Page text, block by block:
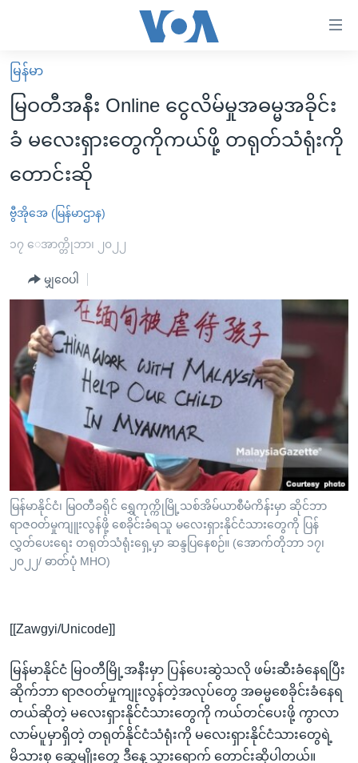
လွယ်ကူ
စေ
သည့်
များ
ပင်မ
ကျော်
ကြည့်
ညွန်း
စာမျက်နှာ
ကျော်
ကြည့်
ရန်
ရှာဖွေ
နေရာ
ရန်
မူလစာမျက်နှာ
မြန်မာ
ကမ္ဘာ့သတင်းများ
နိုင်ငံတကာ
အစ္စရေး-ပါလက်စတိုင်း
ဗွီဒီယို
အင်္ဂလိပ်စာလေ့လာမယ်
အမေရိကန်သုံးအီဒီယံ
မကြေးမုံရဲ့ အင်္ဂလိပ်စာ
ရုပ်ရှင်ထဲက အင်္ဂလိပ်စာ
သုတပဒေသာ အင်္ဂလိပ်စာ
အပတ်စဉ်ကဏ္ဍများ
ရေဒီယို
တီဗွီ
ရေဒီယိုနှင့်ရုပ်သံ အချက်အလက်များ
ရေဒီယို/တီဗွီအစီအစဉ်
Learning English
ဗွီအိုအေ လူမှုကွန်ယက်များ
ဘာသာစကားများ
မြန်မာ
မြဝတီအနီး Online ငွေလိမ်မှုအဓမ္မအခိုင်း
ခံ မလေးရှားတွေကိုကယ်ဖို့ တရုတ်သံရုံးကို
တောင်းဆို
ဗွီအိုအေ (မြန်မာဌာန)
၁၇ ေအာက္တိုဘာ၊ ၂၀၂၂
မျှဝေပါ
မြန်မာနိုင်ငံ၊ မြဝတီခရိုင် ရွှေကုက္ကိုမြို့သစ်အိမ်ယာစီမံကိန်းမှာ ဆိုင်ဘာ
ရာဇဝတ်မှုကျူးလွန်ဖို့ စေခိုင်းခံရသူ မလေးရှားနိုင်ငံသားတွေကို ပြန်
လွှတ်ပေးရေး တရုတ်သံရုံးရှေ့မှာ ဆန္ဒပြနေစဉ်။ (အောက်တိုဘာ ၁၇၊
၂၀၂၂/ ဓာတ်ပုံ MHO)
[[Zawgyi/Unicode]]
မြန်မာနိုင်ငံ မြဝတီမြို့အနီးမှာ ပြန်ပေးဆွဲသလို ဖမ်းဆီးခံနေရပြီး
ဆိုက်ဘာ ရာဇဝတ်မှုကျုးလွန်တဲ့အလုပ်တွေ အဓမ္မစေခိုင်းခံနေရ
တယ်ဆိုတဲ့ မလေးရှားနိုင်ငံသားတွေကို ကယ်တင်ပေးဖို့ ကွာလာ
လာမ်ပူမှာရှိတဲ့ တရုတ်နိုင်ငံသံရုံးကို မလေးရှားနိုင်ငံသားတွေရဲ့
မိသားစု ဆွေမျိုးတွေ ဒီနေ့ သွားရောက် တောင်းဆိုပါတယ်။